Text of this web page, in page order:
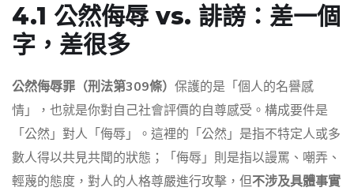
4.1 公然侮辱 vs. 誹謗：差一個
字，差很多
公然侮辱罪（刑法第309條） 保護的是「個人的名譽感
情」，也就是你對自己社會評價的自尊感受。構成要件是
「公然」對人「侮辱」。這裡的「公然」是指不特定人或多
數人得以共見共聞的狀態；「侮辱」則是指以謾罵、嘲弄、
輕蔑的態度，對人的人格尊嚴進行攻擊，但不涉及具體事實